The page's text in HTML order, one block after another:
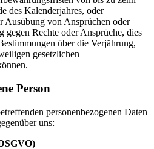
des Kalenderjahres, oder
Ausübung von Ansprüchen oder
gegen Rechte oder Ansprüche, dies
über die Verjährung,
gesetzlichen
Person
personenbezogenen Daten
uns: